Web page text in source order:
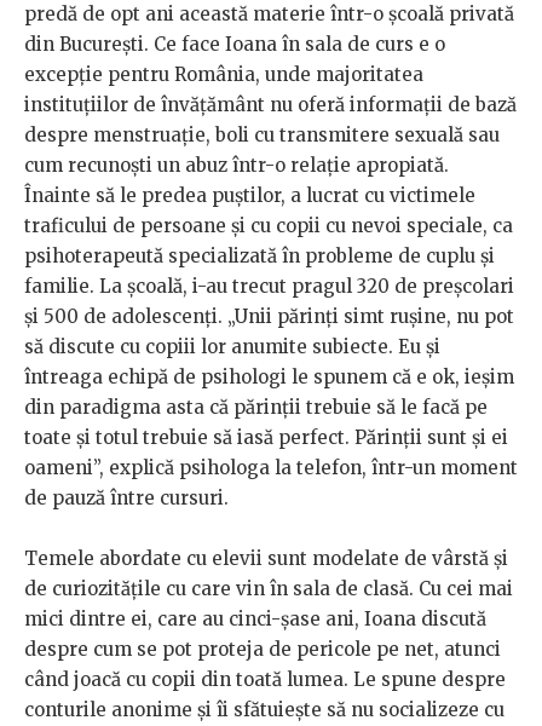
predă de opt ani această materie într-o școală privată
din București. Ce face Ioana în sala de curs e o
excepție pentru România, unde majoritatea
instituțiilor de învățământ nu oferă informații de bază
despre menstruație, boli cu transmitere sexuală sau
cum recunoști un abuz într-o relație apropiată.
Înainte să le predea puștilor, a lucrat cu victimele
traficului de persoane și cu copii cu nevoi speciale, ca
psihoterapeută specializată în probleme de cuplu și
familie. La școală, i-au trecut pragul 320 de preșcolari
și 500 de adolescenți. „Unii părinți simt rușine, nu pot
să discute cu copiii lor anumite subiecte. Eu și
întreaga echipă de psihologi le spunem că e ok, ieșim
din paradigma asta că părinții trebuie să le facă pe
toate și totul trebuie să iasă perfect. Părinții sunt și ei
oameni”, explică psihologa la telefon, într-un moment
de pauză între cursuri.
Temele abordate cu elevii sunt modelate de vârstă și
de curiozitățile cu care vin în sala de clasă. Cu cei mai
mici dintre ei, care au cinci-șase ani, Ioana discută
despre cum se pot proteja de pericole pe net, atunci
când joacă cu copii din toată lumea. Le spune despre
conturile anonime și îi sfătuiește să nu socializeze cu